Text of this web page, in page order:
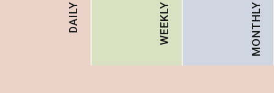
DAILY WEEKLY MONTHLY